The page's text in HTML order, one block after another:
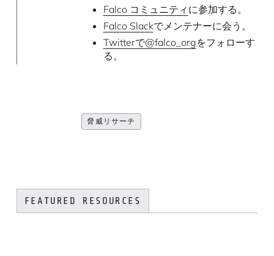
Falco コミュニティ に参加する。
Falco Slackでメンテナーに会う。
Twitterで@falco_orgをフォローす
る。
脅威リサーチ
FEATURED RESOURCES